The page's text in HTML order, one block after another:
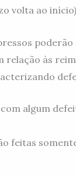
volta ao
relação às
algum
feitas